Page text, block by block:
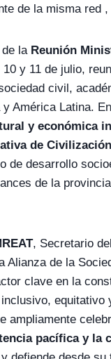
de la misma red ,
la Reunión
y 11 de julio,
civil,
América Latina.
y económica
de
de desarrollo
de la
, Secretario
Alianza de la
clave en la
pacífica y la